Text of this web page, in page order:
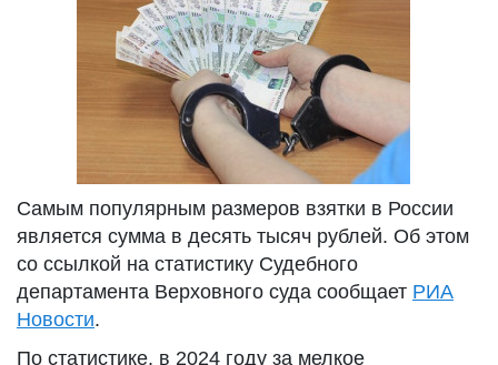
Самым популярным размеров взятки в России
является сумма в десять тысяч рублей. Об этом
со ссылкой на статистику Судебного
департамента Верховного суда сообщает РИА
Новости.
По статистике, в 2024 году за мелкое